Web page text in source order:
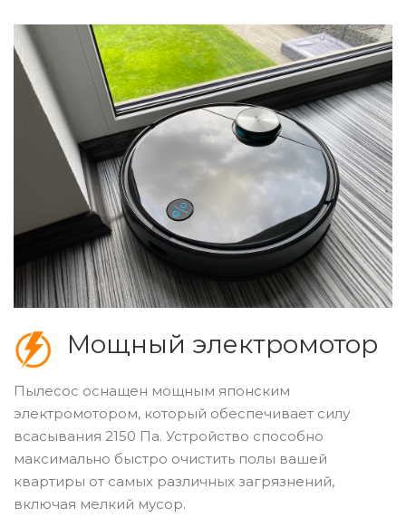
Мощный электромотор
Пылесос оснащен мощным японским
электромотором, который обеспечивает силу
всасывания 2150 Па. Устройство способно
максимально быстро очистить полы вашей
квартиры от самых различных загрязнений,
включая мелкий мусор.